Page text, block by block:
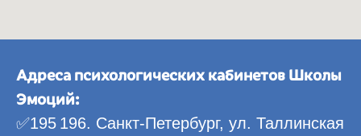
Адреса психологических кабинетов Школы
Эмоций:
✅195 196. Санкт-Петербург, ул. Таллинская